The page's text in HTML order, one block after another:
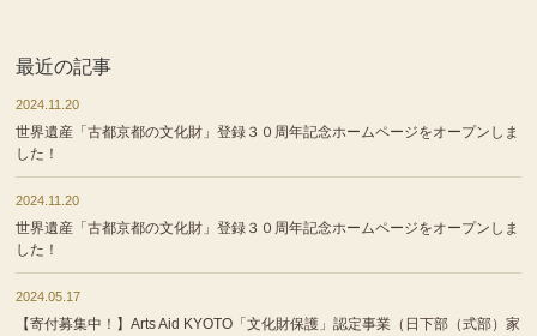
最近の記事
2024.11.20
世界遺産「古都京都の文化財」登録３０周年記念ホームページをオープンしま
した！
2024.11.20
世界遺産「古都京都の文化財」登録３０周年記念ホームページをオープンしま
した！
2024.05.17
【寄付募集中！】Arts Aid KYOTO「文化財保護」認定事業（日下部（式部）家